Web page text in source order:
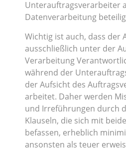
Unterauftragsverarbeiter
Datenverarbeitung
Wichtig ist auch, dass der
ausschließlich unter der
Verarbeitung
während der
der Aufsicht des
arbeitet. Daher werden
und Irreführungen durch
Klauseln, die sich mit
befassen, erheblich
ansonsten als teuer